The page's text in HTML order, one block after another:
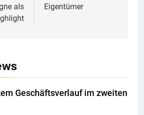
als
Eigentümer
Geschäftsverlauf im zweiten